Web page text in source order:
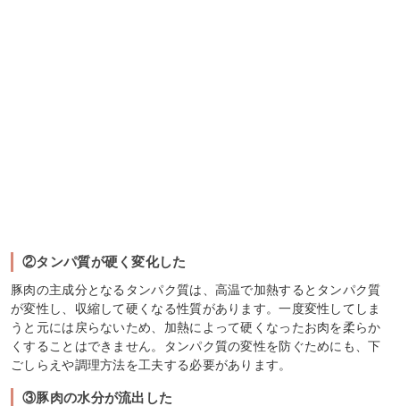
②タンパ質が硬く変化した
豚肉の主成分となるタンパク質は、高温で加熱するとタンパク質
が変性し、収縮して硬くなる性質があります。一度変性してしま
うと元には戻らないため、加熱によって硬くなったお肉を柔らか
くすることはできません。タンパク質の変性を防ぐためにも、下
ごしらえや調理方法を工夫する必要があります。
③豚肉の水分が流出した